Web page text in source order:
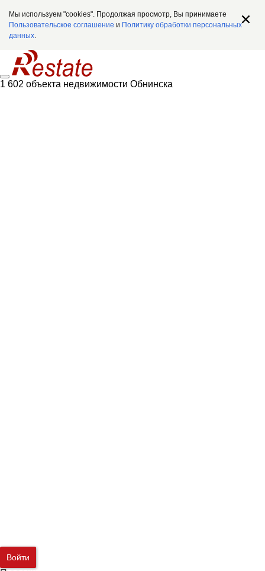
Мы используем "cookies". Продолжая просмотр, Вы принимаете
Пользовательское соглашение и Политику обработки персональных
данных.
1 602 объекта недвижимости Обнинска
Войти